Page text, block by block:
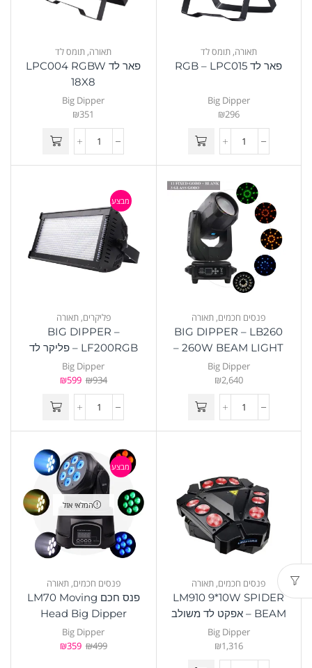
תאורה,תומס לד
פאר לד RGB – LPC015
Big Dipper
₪296
תאורה, תומס לד
פאר לד LPC004 RGBW
18X8
Big Dipper
₪351
פנסים חכמים, תאורה
BIG DIPPER – LB260
260W BEAM LIGHT –
פנס חכם
Big Dipper
₪2,640
מבצע
פליקרים,תאורה
BIG DIPPER –
LF200RGB – פליקר לד
צבעוני
Big Dipper
₪934
₪599
פנסים חכמים, תאורה
LM910 9*10W SPIDER
BEAM – אפקט לד משולב
לייזר
Big Dipper
₪1,316
מבצע
המלאי אזל
פנסים חכמים,תאורה
פנס חכם LM70 Moving
Head Big Dipper
Big Dipper
₪499
₪359